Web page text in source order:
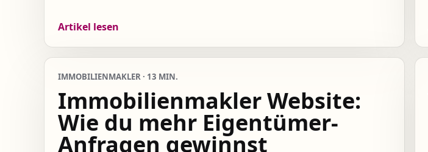
Artikel lesen
IMMOBILIENMAKLER · 13 MIN.
Immobilienmakler Website:
Wie du mehr Eigentümer-
Anfragen gewinnst